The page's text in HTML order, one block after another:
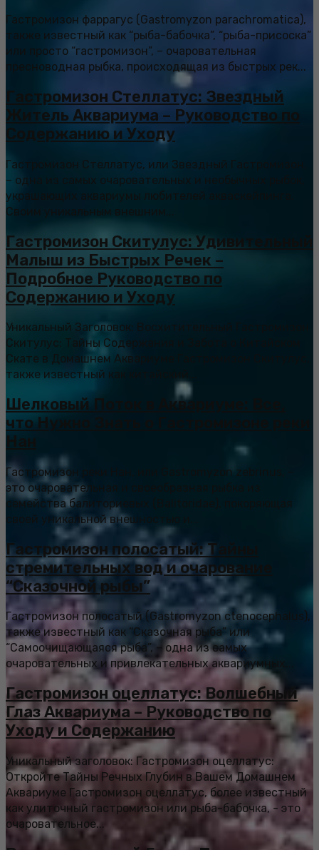
Гастромизон фаррагус (Gastromyzon parachromatica),
также известный как “рыба-бабочка”, “рыба-присоска”
или просто “гастромизон”, – очаровательная
пресноводная рыбка, происходящая из быстрых рек...
Гастромизон Стеллатус: Звездный
Житель Аквариума – Руководство по
Содержанию и Уходу
Гастромизон Стеллатус, или Звездный Гастромизон,
– одна из самых очаровательных и необычных рыбок,
украшающих аквариумы любителей акваскейпинга.
Своим уникальным внешним...
Гастромизон Скитулус: Удивительный
Малыш из Быстрых Речек –
Подробное Руководство по
Содержанию и Уходу
Уникальный Заголовок: Восхитительный Гастромизон
Скитулус: Тайны Содержания и Забота о Китайском
Скате в Домашнем Аквариуме Гастромизон Скитулус,
также известный как китайский...
Шелковый Поток в Аквариуме: Все,
что Нужно Знать о Гастромизоне реки
Нан
Гастромизон реки Нан, или Gastromyzon zebrinus, –
это очаровательная и своеобразная рыбка из
семейства балиториевых (Balitoridae), покоряющая
своей уникальной внешностью и...
Гастромизон полосатый: Тайны
стремительных вод и очарование
“Сказочной рыбы”
Гастромизон полосатый (Gastromyzon ctenocephalus),
также известный как “Сказочная рыба” или
“Самоочищающаяся рыба”, – одна из самых
очаровательных и привлекательных аквариумных...
Гастромизон оцеллатус: Волшебный
Глаз Аквариума – Руководство по
Уходу и Содержанию
Уникальный заголовок: Гастромизон оцеллатус:
Откройте Тайны Речных Глубин в Вашем Домашнем
Аквариуме Гастромизон оцеллатус, более известный
как улиточный гастромизон или рыба-бабочка, - это
очаровательное...